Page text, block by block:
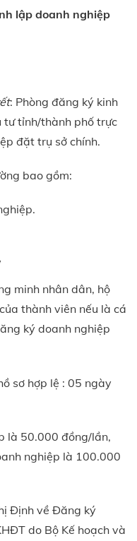
lập doanh nghiệp
: Phòng đăng ký kinh
tư tỉnh/thành phố trực
đặt trụ sở chính.
bao gồm:
minh nhân dân, hộ
thành viên nếu là cá
ký doanh nghiệp
sơ hợp lệ : 05 ngày
là 50.000 đồng/lần,
nghiệp là 100.000
Định về Đăng ký
do Bộ Kế hoạch và